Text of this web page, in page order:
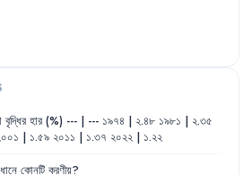
বৃদ্ধির হার (%) --- | --- ১৯৭৪ | ২.৪৮ ১৯৮১ | ২.৩৫
| ১.৫৯ ২০১১ | ১.৩৭ ২০২২ | ১.২২
কোনটি করণীয়?